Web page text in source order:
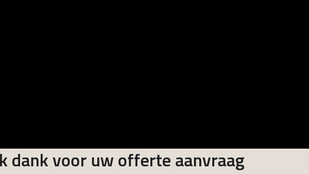
dank voor uw offerte aanvraag